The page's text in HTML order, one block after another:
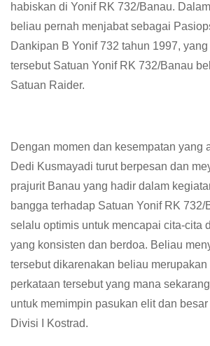
habiskan di Yonif RK 732/Banau.
beliau pernah menjabat sebagai
Dankipan B Yonif 732 tahun 1997,
tersebut Satuan Yonif RK 732/Banau
Satuan Raider.
Dengan momen dan kesempatan yang
Dedi Kusmayadi turut berpesan dan
prajurit Banau yang hadir dalam
bangga terhadap Satuan Yonif RK 732/
selalu optimis untuk mencapai cita-cita
yang konsisten dan berdoa. Beliau
tersebut dikarenakan beliau merupakan
perkataan tersebut yang mana
untuk memimpin pasukan elit dan
Divisi I Kostrad.